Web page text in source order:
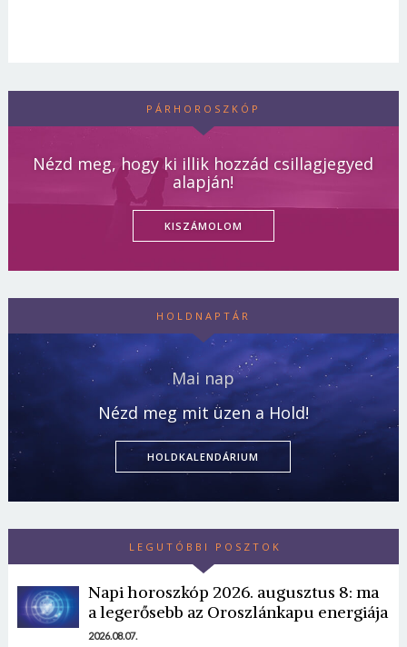
PÁRHOROSZKÓP
Nézd meg, hogy ki illik hozzád csillagjegyed
alapján!
KISZÁMOLOM
HOLDNAPTÁR
Mai nap
Nézd meg mit üzen a Hold!
HOLDKALENDÁRIUM
LEGUTÓBBI POSZTOK
Napi horoszkóp 2026. augusztus 8: ma
a legerősebb az Oroszlánkapu energiája
2026.08.07.